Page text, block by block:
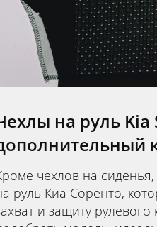
на руль
чехлов на
руль Киа Соренто,
и защиту